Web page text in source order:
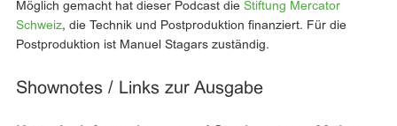
Möglich gemacht hat dieser Podcast die Stiftung Mercator
Schweiz, die Technik und Postproduktion finanziert. Für die
Postproduktion ist Manuel Stagars zuständig.
Shownotes / Links zur Ausgabe